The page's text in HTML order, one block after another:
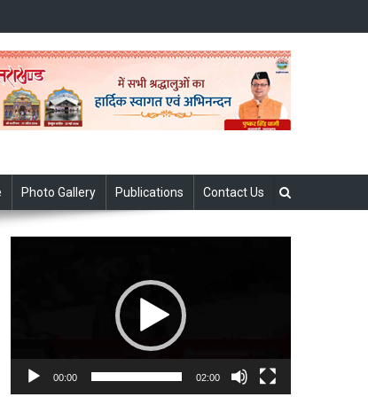
Photo Gallery Publications Contact Us
00:00 02:00